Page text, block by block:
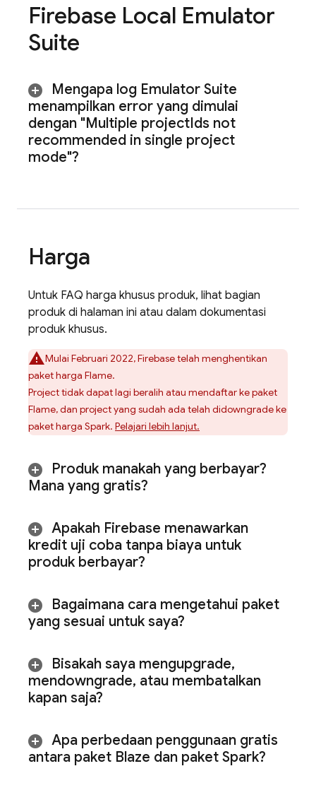
Firebase Local Emulator
Suite
Mengapa log Emulator Suite
menampilkan error yang dimulai
dengan "Multiple projectIds not
recommended in single project
mode"?
Harga
Untuk FAQ harga khusus produk, lihat bagian
produk di halaman ini atau dalam dokumentasi
produk khusus.
Mulai Februari 2022, Firebase telah menghentikan
paket harga Flame.
Project tidak dapat lagi beralih atau mendaftar ke paket
Flame, dan project yang sudah ada telah didowngrade ke
paket harga Spark. Pelajari lebih lanjut.
Produk manakah yang berbayar?
Mana yang gratis?
Apakah Firebase menawarkan
kredit uji coba tanpa biaya untuk
produk berbayar?
Bagaimana cara mengetahui paket
yang sesuai untuk saya?
Bisakah saya mengupgrade,
mendowngrade, atau membatalkan
kapan saja?
Apa perbedaan penggunaan gratis
antara paket Blaze dan paket Spark?